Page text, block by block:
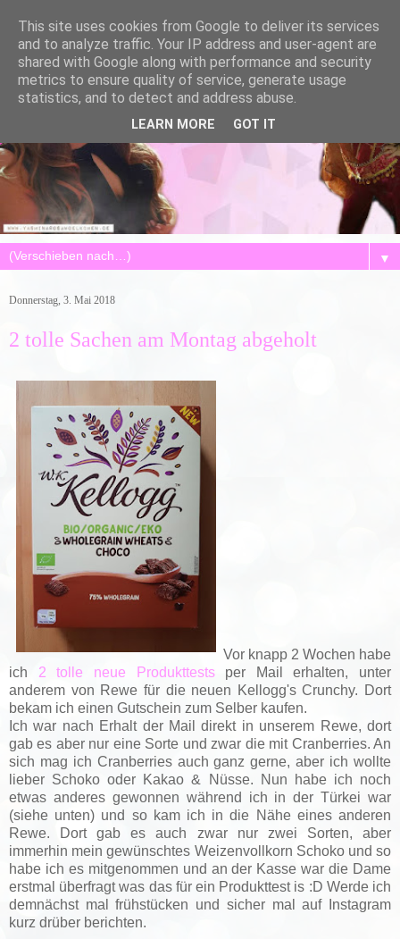
▼
Donnerstag, 3. Mai 2018
2 tolle Sachen am Montag abgeholt
Vor knapp 2 Wochen habe
ich 2 tolle neue Produkttestsper Mail erhalten, unter
anderem von Rewe für die neuen Kellogg's Crunchy. Dort
bekam ich einen Gutschein zum Selber kaufen.
Ich war nach Erhalt der Mail direkt in unserem Rewe, dort
gab es aber nur eine Sorte und zwar die mit Cranberries. An
sich mag ich Cranberries auch ganz gerne, aber ich wollte
lieber Schoko oder Kakao & Nüsse. Nun habe ich noch
etwas anderes gewonnen während ich in der Türkei war
(siehe unten) und so kam ich in die Nähe eines anderen
Rewe. Dort gab es auch zwar nur zwei Sorten, aber
immerhin mein gewünschtes Weizenvollkorn Schoko und so
habe ich es mitgenommen und an der Kasse war die Dame
erstmal überfragt was das für ein Produkttest is :D Werde ich
demnächst mal frühstücken und sicher mal auf Instagram
kurz drüber berichten.
This site uses cookies from Google to deliver its services
and to analyze traffic. Your IP address and user-agent are
shared with Google along with performance and security
metrics to ensure quality of service, generate usage
statistics, and to detect and address abuse.
LEARN MORE GOT IT